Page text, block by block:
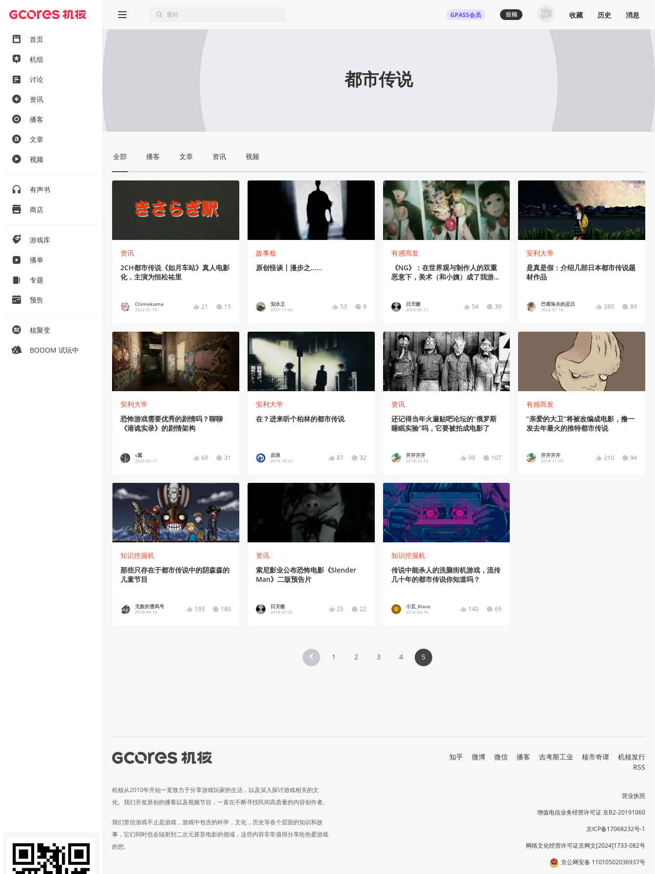
首页
机组
讨论
资讯
播客
文章
视频
有声书
商店
游戏库
播单
专题
预告
核聚变
BOOOM 试玩中
GPASS会员 收藏 历史 消息
都市传说
全部 播客 文章 资讯 视频
资讯
2CH都市传说《如月车站》真人电影
化，主演为恒松祐里
Chimekuma
2022-01-19 21 15
故事烩
原创怪谈丨漫步之......
划水王
2021-11-06 53 9
有感而发
《NG》：在世界观与制作人的双重
恶意下，美术（和小姨）成了我游玩
日天嗷
2020-09-11 54 39
安利大帝
是真是假：介绍几部日本都市传说题
材作品
巴甫洛夫的忌日
2020-07-16 280 89
安利大帝
恐怖游戏需要优秀的剧情吗？聊聊
《港诡实录》的剧情架构
v翼
2020-02-11 60 31
安利大帝
在？进来听个柏林的都市传说
后浪
2019-10-22 87 32
资讯
还记得当年火遍贴吧论坛的“俄罗斯
睡眠实验”吗，它要被拍成电影了
开开开开
2018-12-19 99 107
有感而发
“亲爱的大卫”将被改编成电影，撸一
发去年最火的推特都市传说
开开开开
2018-11-05 210 94
知识挖掘机
那些只存在于都市传说中的阴森森的
儿童节目
无敌的雪风号
2018-09-13 193 180
资讯
索尼影业公布恐怖电影《Slender
Man》二版预告片
日天嗷
2018-07-26 25 22
知识挖掘机
传说中能杀人的洗脑街机游戏，流传
几十年的都市传说你知道吗？
小五_Klaus
2018-04-16 140 69
1 2 3 4 5
机核从2010年开始一直致力于分享游戏玩家的生活，以及深入探讨游戏相关的文
化。我们开发原创的播客以及视频节目，一直在不断寻找民间高质量的内容创作者。
我们坚信游戏不止是游戏，游戏中包含的科学，文化，历史等各个层面的知识和故
事，它们同时也会辐射到二次元甚至电影的领域，这些内容非常值得分享给热爱游戏
的您。
知乎 微博 微信 播客 吉考斯工业 核市奇谭
机核发行
RSS
营业执照
增值电信业务经营许可证 京B2-20191060
京ICP备17068232号-1
网络文化经营许可证京网文[2024]1733-082号
京公网安备 11010502036937号